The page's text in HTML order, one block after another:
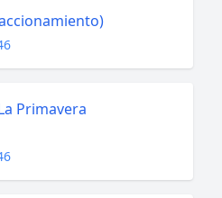
Primavera